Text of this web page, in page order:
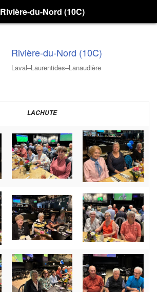
Rivière-du-Nord (10C)
Rivière-du-Nord (10C)
Laval–Laurentides–Lanaudière
LACHUTE